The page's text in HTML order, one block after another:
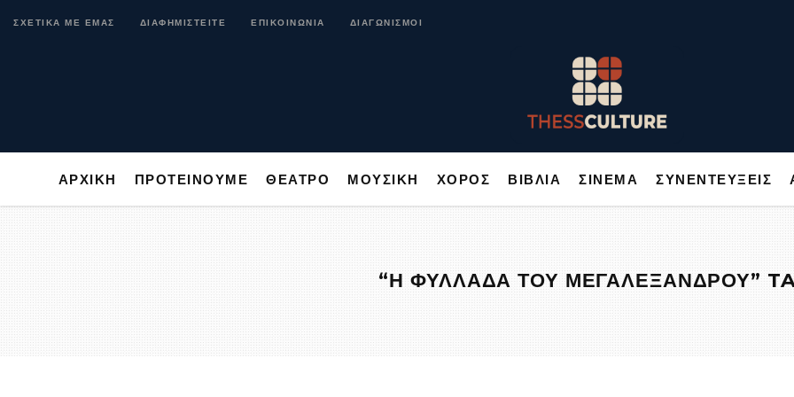
ΣΧΕΤΙΚΑ ΜΕ ΕΜΑΣ ΔΙΑΦΗΜΙΣΤΕΙΤΕ ΕΠΙΚΟΙΝΩΝΙΑ ΔΙΑΓΩΝΙΣΜΟΙ
ΑΡΧΙΚΗ ΠΡΟΤΕΙΝΟΥΜΕ ΘΕΑΤΡΟ ΜΟΥΣΙΚΗ ΧΟΡΟΣ ΒΙΒΛΙΑ ΣΙΝΕΜΑ ΣΥΝΕΝΤΕΥΞΕΙΣ
ΑΡΧΙΚΗ ΠΡΟΤΕΙΝΟΥΜΕ ΘΕΑΤΡΟ ΜΟΥΣΙΚΗ
“Η ΦΥΛΛΑΔΑ ΤΟΥ ΜΕΓΑΛΕΞΑΝΔΡΟΥ”